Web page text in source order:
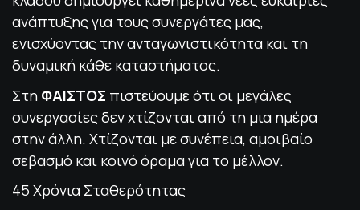
ανάπτυξης για τους συνεργάτες μας,
ενισχύοντας την ανταγωνιστικότητα και τη
δυναμική κάθε καταστήματος.
Στη ΦΑΙΣΤΟΣ πιστεύουμε ότι οι μεγάλες
συνεργασίες δεν χτίζονται από τη μια ημέρα
στην άλλη. Χτίζονται με συνέπεια, αμοιβαίο
σεβασμό και κοινό όραμα για το μέλλον.
45 Χρόνια Σταθερότητας